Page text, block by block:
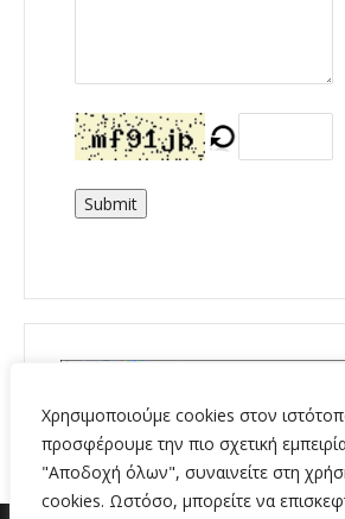
Χρησιμοποιούμε cookies στον
προσφέρουμε την πιο σχετική
"Αποδοχή όλων", συναινείτε στη
cookies. Ωστόσο, μπορείτε να
Submit